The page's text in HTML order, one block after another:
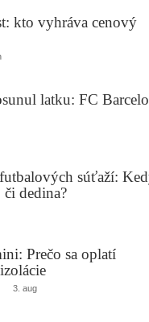
kto vyhráva cenový
latku: FC
súťaží:
či dedina?
Prečo sa oplatí
3. aug